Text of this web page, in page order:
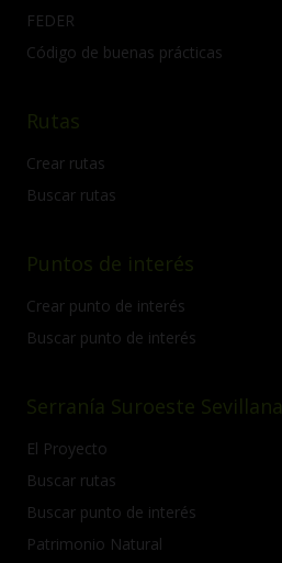
FEDER
Código de buenas prácticas
Rutas
Crear rutas
Buscar rutas
Puntos de interés
Crear punto de interés
Buscar punto de interés
Serranía Suroeste Sevillana
El Proyecto
Buscar rutas
Buscar punto de interés
Patrimonio Natural